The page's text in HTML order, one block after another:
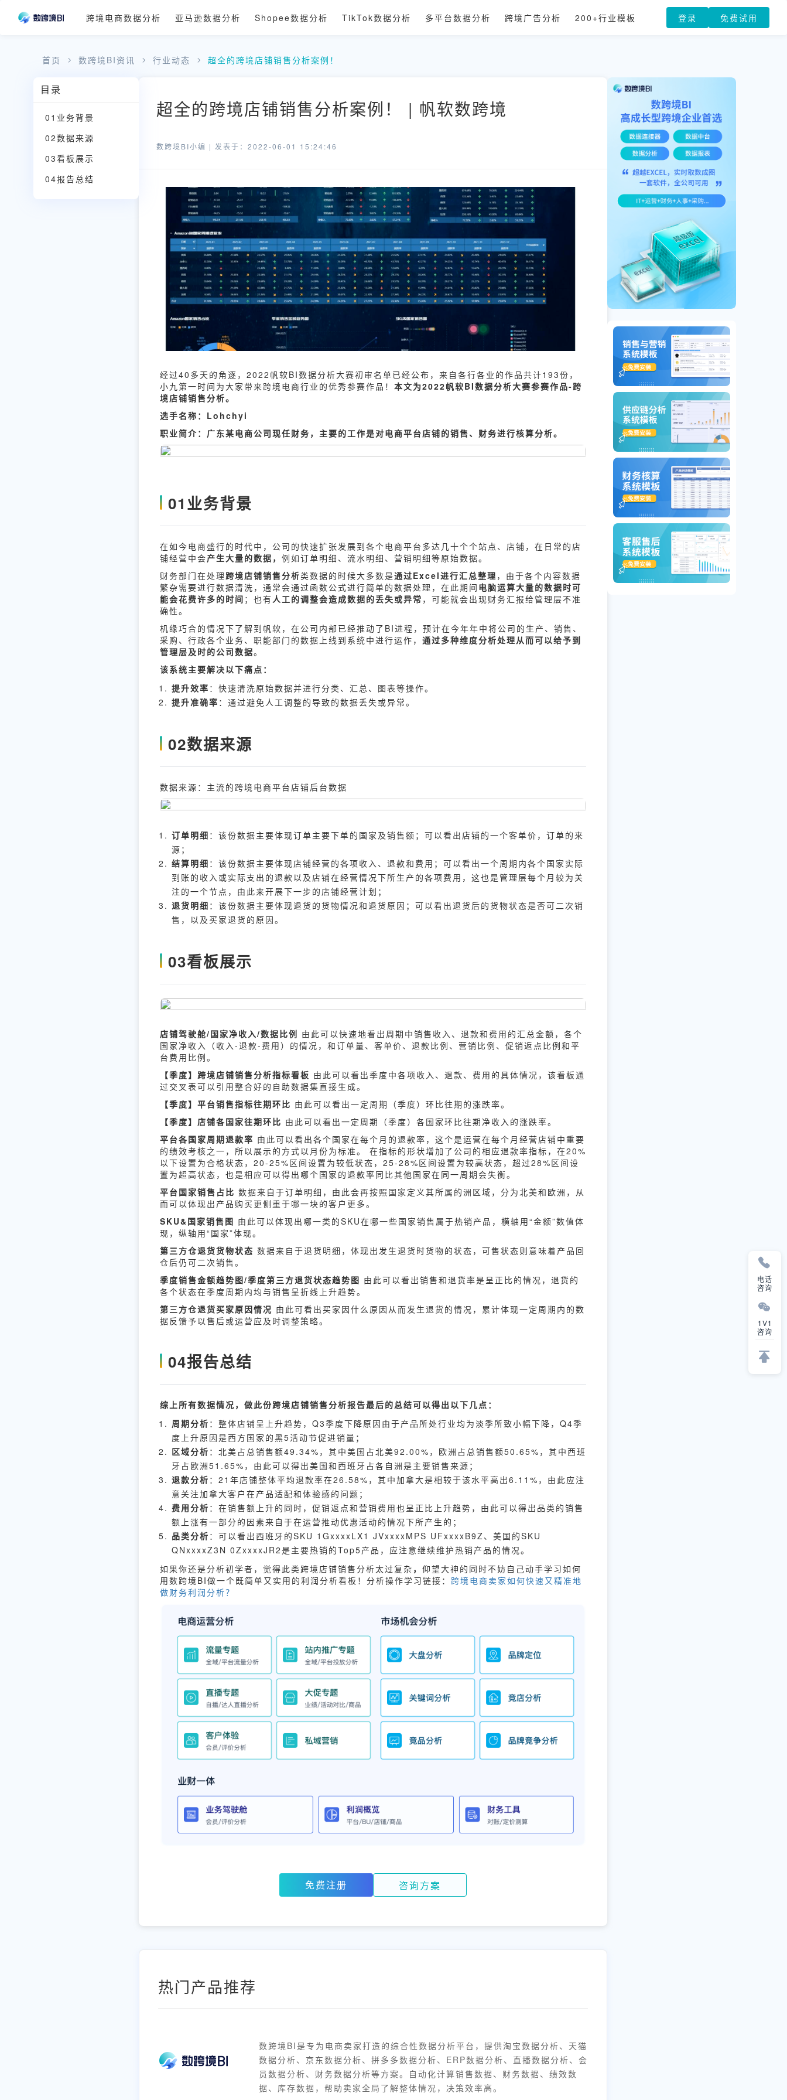
跨境电商数据分析 亚马逊数据分析 Shopee数据分析 TikTok数据分析 多平台数据分析 跨境广告分析 200+行业模板 登录 免费试用
首页 数跨境BI资讯 行业动态 超全的跨境店铺销售分析案例！
目录
01业务背景
02数据来源
03看板展示
04报告总结
超全的跨境店铺销售分析案例！ | 帆软数跨境
数跨境BI小编 | 发表于：2022-06-01 15:24:46
经过40多天的角逐，2022帆软BI数据分析大赛初审名单已经公布，来自各行各业的作品共计193份，
小九第一时间为大家带来跨境电商行业的优秀参赛作品！ 本文为2022帆软BI数据分析大赛参赛作品-跨
境店铺销售分析。
选手名称：Lohchyi
职业简介：广东某电商公司现任财务，主要的工作是对电商平台店铺的销售、财务进行核算分析。
01业务背景
在如今电商盛行的时代中，公司的快速扩张发展到各个电商平台多达几十个个站点、店铺，在日常的店
铺经营中会产生大量的数据， 例如订单明细、流水明细、营销明细等原始数据。
财务部门在处理跨境店铺销售分析类数据的时候大多数是通过Excel进行汇总整理 ，由于各个内容数据
繁杂需要进行数据清洗，通常会通过函数公式进行简单的数据处理，在此期间 电脑运算大量的数据时可
能会花费许多的时间 ；也有人工的调整会造成数据的丢失或异常 ，可能就会出现财务汇报给管理层不准
确性。
机缘巧合的情况下了解到帆软，在公司内部已经推动了BI进程，预计在今年年中将公司的生产、销售、
采购、行政各个业务、职能部门的数据上线到系统中进行运作， 通过多种维度分析处理从而可以给予到
管理层及时的公司数据。
该系统主要解决以下痛点：
提升效率 ：快速清洗原始数据并进行分类、汇总、图表等操作。
提升准确率 ：通过避免人工调整的导致的数据丢失或异常。
02数据来源
数据来源：主流的跨境电商平台店铺后台数据
订单明细 ：该份数据主要体现订单主要下单的国家及销售额；可以看出店铺的一个客单价，订单的来
源；
结算明细 ：该份数据主要体现店铺经营的各项收入、退款和费用；可以看出一个周期内各个国家实际
到账的收入或实际支出的退款以及店铺在经营情况下所生产的各项费用，这也是管理层每个月较为关
注的一个节点，由此来开展下一步的店铺经营计划；
退货明细 ：该份数据主要体现退货的货物情况和退货原因；可以看出退货后的货物状态是否可二次销
售，以及买家退货的原因。
03看板展示
店铺驾驶舱/国家净收入/数据比例 由此可以快速地看出周期中销售收入、退款和费用的汇总金额，各个
国家净收入（收入-退款-费用）的情况，和订单量、客单价、退款比例、营销比例、促销返点比例和平
台费用比例。
【季度】跨境店铺销售分析指标看板 由此可以看出季度中各项收入、退款、费用的具体情况，该看板通
过交叉表可以引用整合好的自助数据集直接生成。
【季度】平台销售指标往期环比 由此可以看出一定周期（季度）环比往期的涨跌率。
【季度】店铺各国家往期环比 由此可以看出一定周期（季度）各国家环比往期净收入的涨跌率。
平台各国家周期退款率 由此可以看出各个国家在每个月的退款率，这个是运营在每个月经营店铺中重要
的绩效考核之一，所以展示的方式以月份为标准。 在指标的形状增加了公司的相应退款率指标，在20%
以下设置为合格状态，20-25%区间设置为较低状态，25-28%区间设置为较高状态，超过28%区间设
置为超高状态，也是相应可以得出哪个国家的退款率同比其他国家在同一周期会失衡。
平台国家销售占比 数据来自于订单明细，由此会再按照国家定义其所属的洲区域，分为北美和欧洲，从
而可以体现出产品购买更侧重于哪一块的客户更多。
SKU&国家销售图 由此可以体现出哪一类的SKU在哪一些国家销售属于热销产品，横轴用“金额”数值体
现，纵轴用“国家”体现。
第三方仓退货货物状态 数据来自于退货明细，体现出发生退货时货物的状态，可售状态则意味着产品回
仓后仍可二次销售。
季度销售金额趋势图/季度第三方退货状态趋势图 由此可以看出销售和退货率是呈正比的情况，退货的
各个状态在季度周期内均与销售呈折线上升趋势。
第三方仓退货买家原因情况 由此可看出买家因什么原因从而发生退货的情况，累计体现一定周期内的数
据反馈予以售后或运营应及时调整策略。
04报告总结
综上所有数据情况，做此份跨境店铺销售分析报告最后的总结可以得出以下几点：
周期分析 ：整体店铺呈上升趋势，Q3季度下降原因由于产品所处行业均为淡季所致小幅下降，Q4季
度上升原因是西方国家的黑5活动节促进销量；
区域分析 ：北美占总销售额49.34%，其中美国占北美92.00%，欧洲占总销售额50.65%，其中西班
牙占欧洲51.65%，由此可以得出美国和西班牙占各自洲是主要销售来源；
退款分析 ：21年店铺整体平均退款率在26.58%，其中加拿大是相较于该水平高出6.11%，由此应注
意关注加拿大客户在产品适配和体验感的问题；
费用分析 ：在销售额上升的同时，促销返点和营销费用也呈正比上升趋势，由此可以得出品类的销售
额上涨有一部分的因素来自于在运营推动优惠活动的情况下所产生的；
品类分析 ：可以看出西班牙的SKU 1GxxxxLX1 JVxxxxMPS UFxxxxB9Z、美国的SKU
QNxxxxZ3N 0ZxxxxJR2是主要热销的Top5产品，应注意继续维护热销产品的情况。
如果你还是分析初学者，觉得此类跨境店铺销售分析太过复杂 ， 仰望大神的同时不妨自己动手学习如何
用数跨境BI做一个既简单又实用的利润分析看板！分析操作学习链接： 跨境电商卖家如何快速又精准地
做财务利润分析？
免费注册 咨询方案
热门产品推荐
数跨境BI是专为电商卖家打造的综合性数据分析平台，提供淘宝数据分析、天猫
数据分析、京东数据分析、拼多多数据分析、ERP数据分析、直播数据分析、会
员数据分析、财务数据分析等方案。自动化计算销售数据、财务数据、绩效数
据、库存数据，帮助卖家全局了解整体情况，决策效率高。
电话
咨询
1V1
咨询